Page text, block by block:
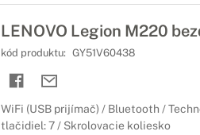
LENOVO Legion M220
kód produktu: GY51V60438
WiFi (USB prijímač) / Bluetooth /
tlačidiel: 7 / Skrolovacie koliesko